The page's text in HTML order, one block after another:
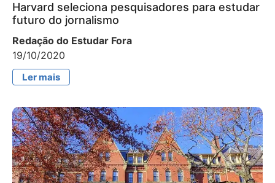
Harvard seleciona pesquisadores para estudar
futuro do jornalismo
Redação do Estudar Fora
19/10/2020
Ler mais